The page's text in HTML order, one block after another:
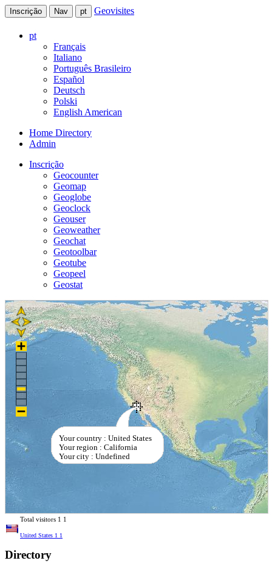
Inscrição Nav pt Geovisites
pt
Français
Italiano
Português Brasileiro
Español
Deutsch
Polski
English American
Home Directory
Admin
Inscrição
Geocounter
Geomap
Geoglobe
Geoclock
Geouser
Geoweather
Geochat
Geotoolbar
Geotube
Geopeel
Geostat
Your country : United States
Your region : California
Your city : Undefined
Total visitors 1 1
United States 1 1
Directory